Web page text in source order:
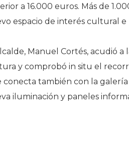
a 16.000 euros. Más de
espacio de interés cultural e
Manuel Cortés, acudió a
y comprobó in situ el
conecta también con la
iluminación y paneles